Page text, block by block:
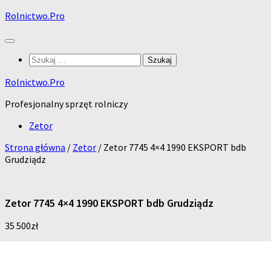
Skip
content
Rolnictwo.Pro
Szukaj:
Rolnictwo.Pro
Profesjonalny sprzęt rolniczy
Zetor
Strona główna / Zetor / Zetor 7745 4×4 1990 EKSPORT bdb
Grudziądz
Zetor 7745 4×4 1990 EKSPORT bdb Grudziądz
35 500zł